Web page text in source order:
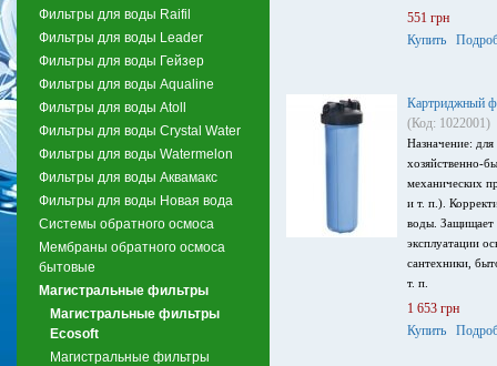
Фильтры для воды Raifil
Фильтры для воды Leader
Фильтры для воды Гейзер
Фильтры для воды Aqualine
Фильтры для воды Atoll
Фильтры для воды Crystal Water
Фильтры для воды Watermelon
Фильтры для воды Аквамакс
Фильтры для воды Новая вода
Системы обратного осмоса
Мембраны обратного осмоса
бытовые
Магистральные фильтры
Магистральные фильтры
Ecosoft
Магистральные фильтры
551 грн
Купить
Картриджный
(Код: 1022001)
Назначение:
хозяйственно-
механических
и т. п.).
воды. Защищает
эксплуатации
сантехники,
т. п.
1 653 грн
Купить